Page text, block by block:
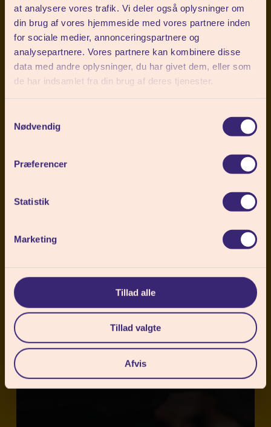
at analysere vores trafik. Vi deler også oplysninger om
din brug af vores hjemmeside med vores partnere inden
for sociale medier, annonceringspartnere og
analysepartnere. Vores partnere kan kombinere disse
data med andre oplysninger, du har givet dem, eller som
de har indsamlet fra din brug af deres tjenester.
Nødvendig
Præferencer
Statistik
Marketing
Tillad alle
Tillad valgte
Afvis